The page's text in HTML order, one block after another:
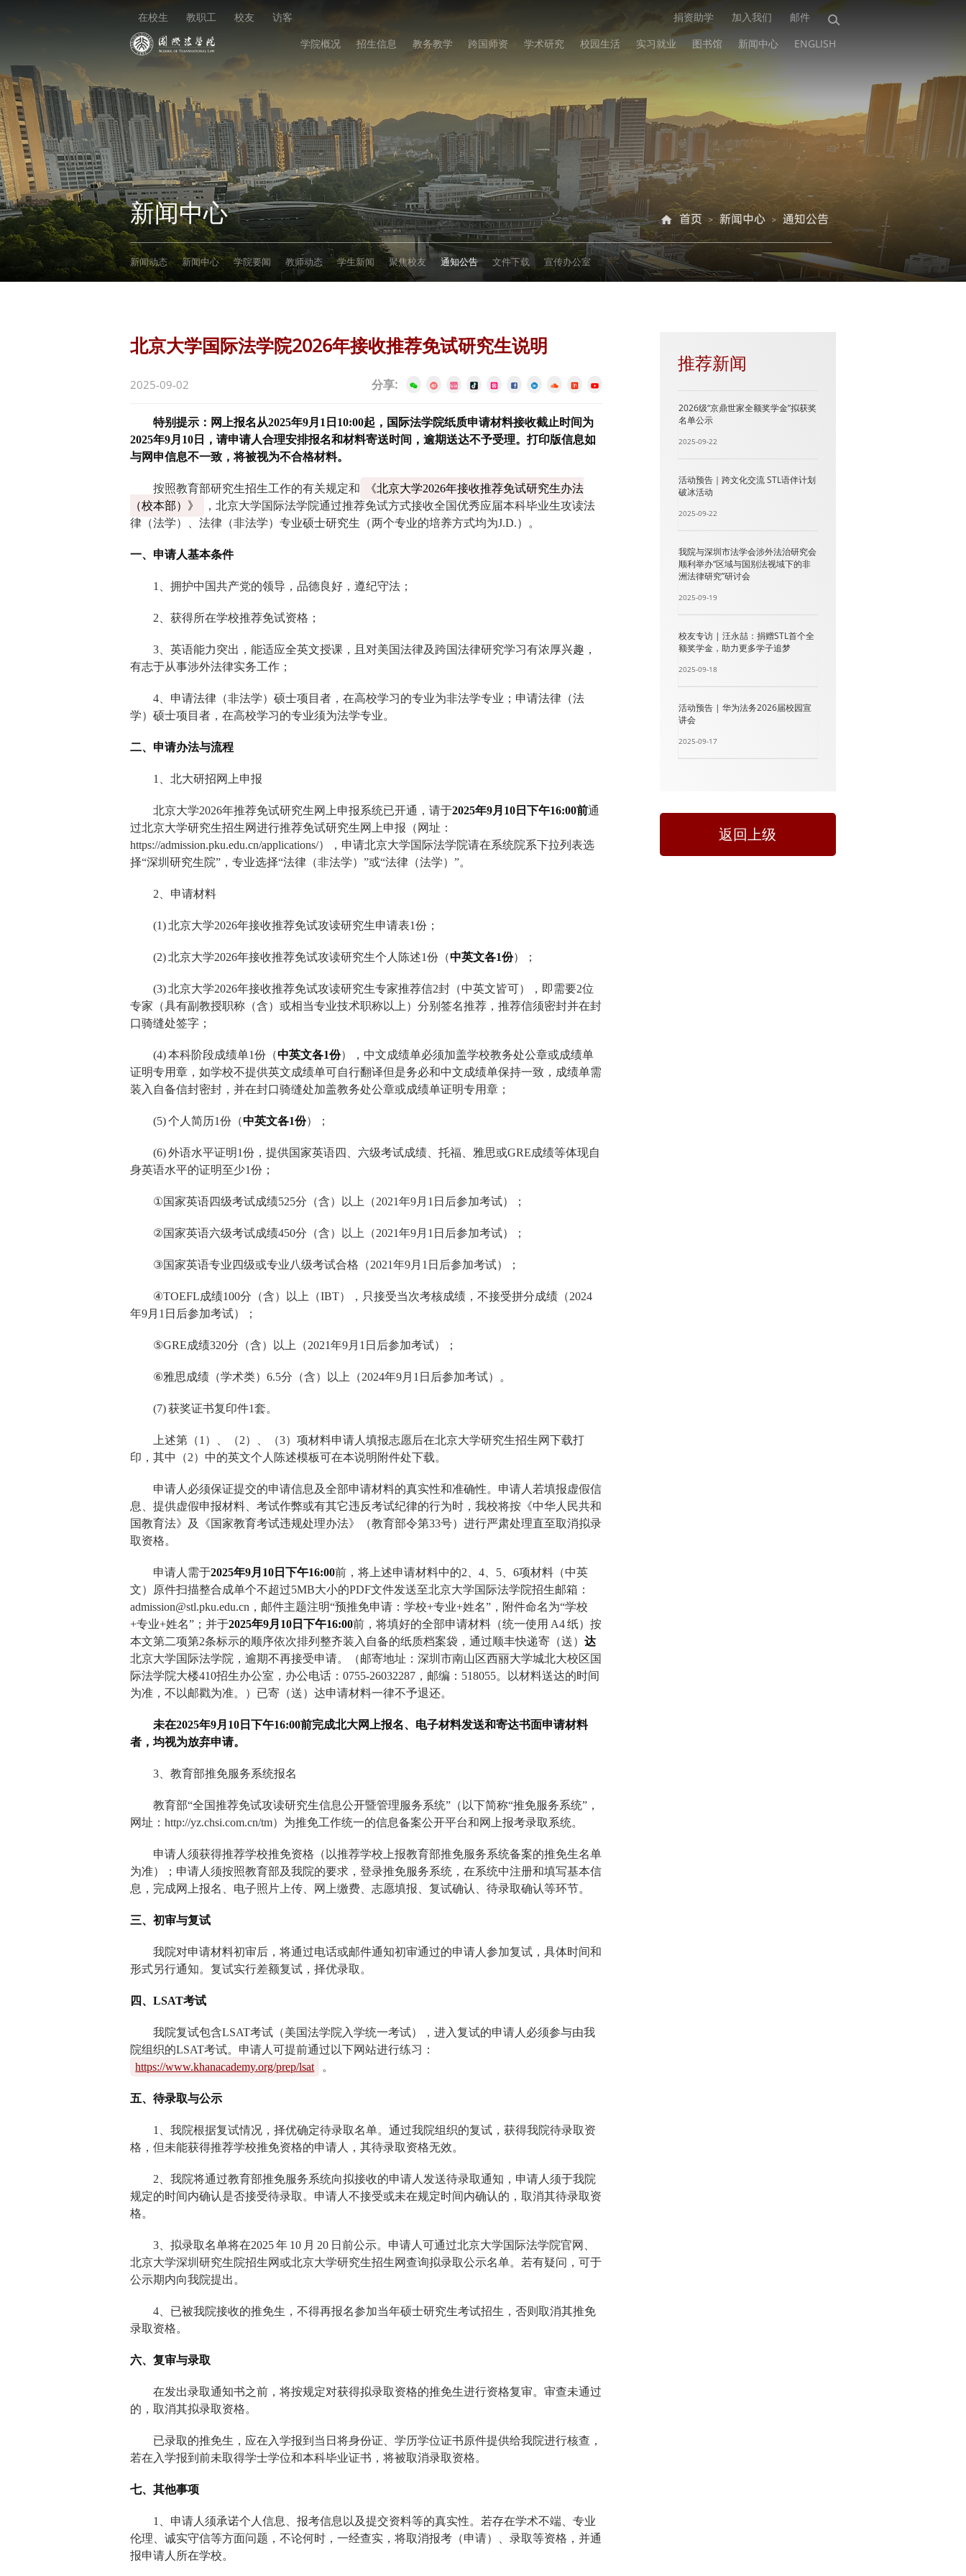
在校生 教职工 校友 访客 捐资助学 加入我们
邮件
学院概况
招生信息 教务教学 跨国师资 学术研究 校园生活 实习就业 图书馆 新闻中心 ENGLISH
新闻中心 首页 > 新闻中心 > 通知公告
新闻动态 新闻中心 学院要闻 教师动态 学生新闻 聚焦校友 通知公告 文件下载 宣传办公室
北京大学国际法学院2026年接收推荐免试研究生说明
2025-09-02 分享:
特别提示：网上报名从2025年9月1日10:00起，国际法学院纸质申请材料接收截止时间为
2025年9月10日，请申请人合理安排报名和材料寄送时间，逾期送达不予受理。打印版信息如
与网申信息不一致，将被视为不合格材料。
按照教育部研究生招生工作的有关规定和 《北京大学2026年接收推荐免试研究生办法
（校本部）》
，北京大学国际法学院通过推荐免试方式接收全国优秀应届本科毕业生攻读法
律（法学）、法律（非法学）专业硕士研究生（两个专业的培养方式均为J.D.）。
一、申请人基本条件
1 、拥护中国共产党的领导，品德良好，遵纪守法；
2 、获得所在学校推荐免试资格；
3 、英语能力突出，能适应全英文授课，且对美国法律及跨国法律研究学习有浓厚兴趣，
有志于从事涉外法律实务工作；
4 、申请法律（非法学）硕士项目者，在高校学习的专业为非法学专业；申请法律（法
学）硕士项目者，在高校学习的专业须为法学专业。
二、申请办法与流程
1 、北大研招网上申报
北京大学2026年推荐免试研究生网上申报系统已开通，请于2025年9月 10 日下午16:00前通
过北京大学研究生招生网进行推荐免试研究生网上申报（网址：
https://admission.pku.edu.cn/applications/），申请北京大学国际法学院请在系统院系下拉列表选
择“深圳研究生院” ，专业选择“法律（非法学）”或“法律（法学）”。
2 、申请材料
(1)北京大学2026年接收推荐免试攻读研究生申请表1份；
(2)北京大学2026年接收推荐免试攻读研究生个人陈述1份（中英文各1份）；
(3)北京大学2026年接收推荐免试攻读研究生专家推荐信2封（中英文皆可），即需要2位
专家（具有副教授职称（含）或相当专业技术职称以上）分别签名推荐，推荐信须密封并在封
口骑缝处签字；
(4)本科阶段成绩单1份（中英文各1份），中文成绩单必须加盖学校教务处公章或成绩单
证明专用章，如学校不提供英文成绩单可自行翻译但是务必和中文成绩单保持一致，成绩单需
装入自备信封密封，并在封口骑缝处加盖教务处公章或成绩单证明专用章；
(5)个人简历1份（中英文各1份）；
(6)外语水平证明1份，提供国家英语四、六级考试成绩、托福、雅思或GRE成绩等体现自
身英语水平的证明至少1份；
①国家英语四级考试成绩525分（含）以上（2021年9月 1 日后参加考试）；
②国家英语六级考试成绩450分（含）以上（2021年9月 1 日后参加考试）；
③国家英语专业四级或专业八级考试合格（2021年9月 1 日后参加考试）；
④TOEFL成绩100分（含）以上（IBT），只接受当次考核成绩，不接受拼分成绩（2024
年9月 1 日后参加考试）；
⑤GRE成绩320分（含）以上（2021年9月 1 日后参加考试）；
⑥雅思成绩（学术类）6.5分（含）以上（2024年9月 1 日后参加考试）。
(7)获奖证书复印件1套。
上述第（1 ）、（2）、（3）项材料申请人填报志愿后在北京大学研究生招生网下载打
印，其中（2）中的英文个人陈述模板可在本说明附件处下载。
申请人必须保证提交的申请信息及全部申请材料的真实性和准确性。申请人若填报虚假信
息、提供虚假申报材料、考试作弊或有其它违反考试纪律的行为时，我校将按《中华人民共和
国教育法》及《国家教育考试违规处理办法》（教育部令第33号）进行严肃处理直至取消拟录
取资格。
申请人需于2025年9月 10 日下午16:00前，将上述申请材料中的2 、4 5 、6项材料（中英
文）原件扫描整合成单个不超过5MB大小的PDF文件发送至北京大学国际法学院招生邮箱：
admission@stl.pku.edu.cn ，邮件主题注明“预推免申请：学校+专业+姓名” ，附件命名为“学校
+专业+姓名” ；并于2025年9月 10 日下午16:00前，将填好的全部申请材料（统一使用 A4纸）按
本文第二项第2条标示的顺序依次排列整齐装入自备的纸质档案袋，通过顺丰快递寄（送）达
北京大学国际法学院，逾期不再接受申请。（邮寄地址：深圳市南山区西丽大学城北大校区国
际法学院大楼410招生办公室，办公电话：0755-26032287 ，邮编： 518055。以材料送达的时间
为准，不以邮戳为准。）已寄（送）达申请材料一律不予退还。
未在2025年9月 10 日下午16:00前完成北大网上报名、电子材料发送和寄达书面申请材料
者，均视为放弃申请。
3 、教育部推免服务系统报名
教育部“全国推荐免试攻读研究生信息公开暨管理服务系统”（以下简称“推免服务系统”，
网址：http://yz.chsi.com.cn/tm）为推免工作统一的信息备案公开平台和网上报考录取系统。
申请人须获得推荐学校推免资格（以推荐学校上报教育部推免服务系统备案的推免生名单
为准）；申请人须按照教育部及我院的要求，登录推免服务系统，在系统中注册和填写基本信
息，完成网上报名、电子照片上传、网上缴费、志愿填报、复试确认、待录取确认等环节。
三、初审与复试
我院对申请材料初审后，将通过电话或邮件通知初审通过的申请人参加复试，具体时间和
形式另行通知。复试实行差额复试，择优录取。
四、LSAT考试
我院复试包含LSAT考试（美国法学院入学统一考试），进入复试的申请人必须参与由我
院组织的LSAT考试。申请人可提前通过以下网站进行练习：
https://www.khanacademy.org/prep/lsat
。
五、待录取与公示
1
、我院根据复试情况，择优确定待录取名单。通过我院组织的复试，获得我院待录取资
格，但未能获得推荐学校推免资格的申请人，其待录取资格无效。
2 、我院将通过教育部推免服务系统向拟接收的申请人发送待录取通知，申请人须于我院
规定的时间内确认是否接受待录取。申请人不接受或未在规定时间内确认的，取消其待录取资
格。
3 、拟录取名单将在2025年 10 月 20 日前公示。申请人可通过北京大学国际法学院官网、
北京大学深圳研究生院招生网或北京大学研究生招生网查询拟录取公示名单。若有疑问，可于
公示期内向我院提出。
4 、已被我院接收的推免生，不得再报名参加当年硕士研究生考试招生，否则取消其推免
录取资格。
六、复审与录取
在发出录取通知书之前，将按规定对获得拟录取资格的推免生进行资格复审。审查未通过
的，取消其拟录取资格。
已录取的推免生，应在入学报到当日将身份证、学历学位证书原件提供给我院进行核查，
若在入学报到前未取得学士学位和本科毕业证书，将被取消录取资格。
七、其他事项
1
、申请人须承诺个人信息、报考信息以及提交资料等的真实性。若存在学术不端、专业
伦理、诚实守信等方面问题，不论何时，一经查实，将取消报考（申请）、录取等资格，并通
报申请人所在学校。
推荐新闻
2026级“京鼎世家全额奖学金”拟获奖
名单公示
2025-09-22
活动预告｜跨文化交流 STL语伴计划
破冰活动
2025-09-22
我院与深圳市法学会涉外法治研究会
顺利举办“区域与国别法视域下的非
洲法律研究”研讨会
2025-09-19
校友专访 | 汪永喆：捐赠STL首个全
额奖学金，助力更多学子追梦
2025-09-18
活动预告 | 华为法务2026届校园宣
讲会
2025-09-17
返回上级